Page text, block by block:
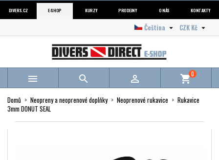
DIVERS.CZ E-SHOP KURZY PRODEJNY O NÁS KONTAKTY
CZK Kč 
Čeština 
   shopping_cart0
Domů Neopreny a neoprenové doplňky Neoprenové rukavice
Rukavice
3mm DONUT SEAL